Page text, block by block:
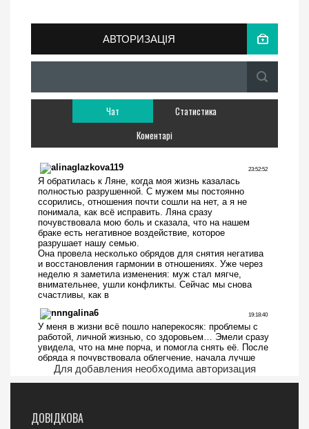
АВТОРИЗАЦІЯ
Чат
Статистика
Коментарі
Для добавления необходима авторизация
ДОВІДКОВА